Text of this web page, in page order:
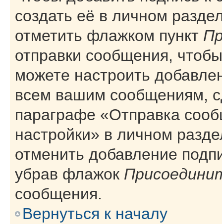
создать её в личном
отметить флажком пункт
отправки сообщения,
можете настроить
всем вашим сообщениям,
параграфе «Отправка
настройки» в личном
отменить добавление
убрав флажок
сообщения.
Вернуться к началу